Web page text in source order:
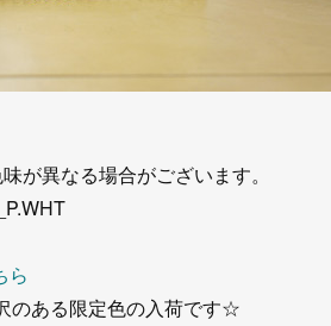
が異なる場合がございます。
ら
のある限定色の入荷です☆